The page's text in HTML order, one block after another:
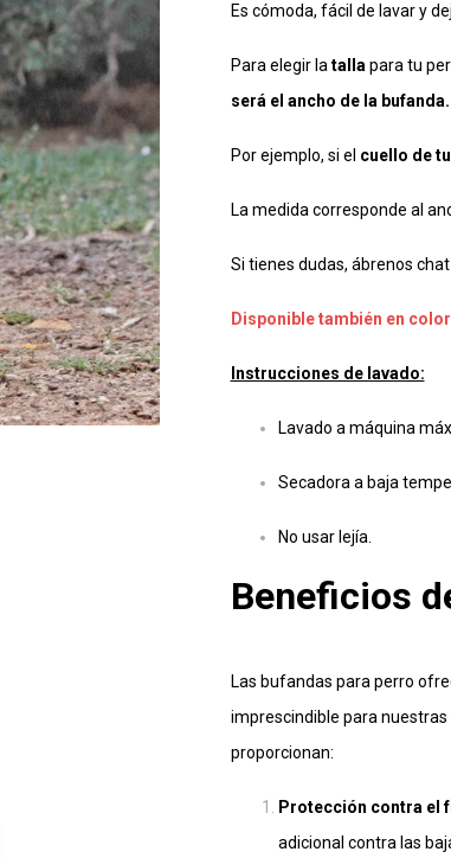
Es cómoda, fácil de lavar y
Para elegir la talla para tu
será el ancho de la bufanda.
Por ejemplo, si el cuello de
La medida corresponde al
Si tienes dudas, ábrenos
Disponible también en
Instrucciones de lavado:
Lavado a máquina
Secadora a baja
No usar lejía.
Beneficios
Las bufandas para perro
imprescindible para
proporcionan:
Protección contra el
adicional contra las